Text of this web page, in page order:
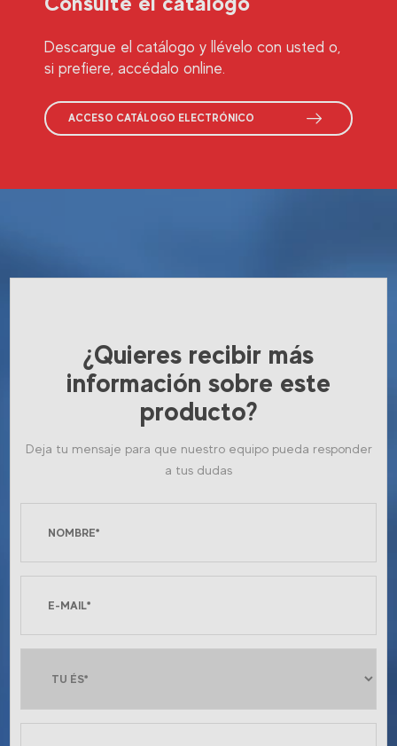
Descargue el catálogo y llévelo con usted o,
si prefiere, accédalo online.
ACCESO CATÁLOGO ELECTRÓNICO
¿Quieres recibir más
información sobre este
producto?
Deja tu mensaje para que nuestro equipo pueda responder
a tus dudas